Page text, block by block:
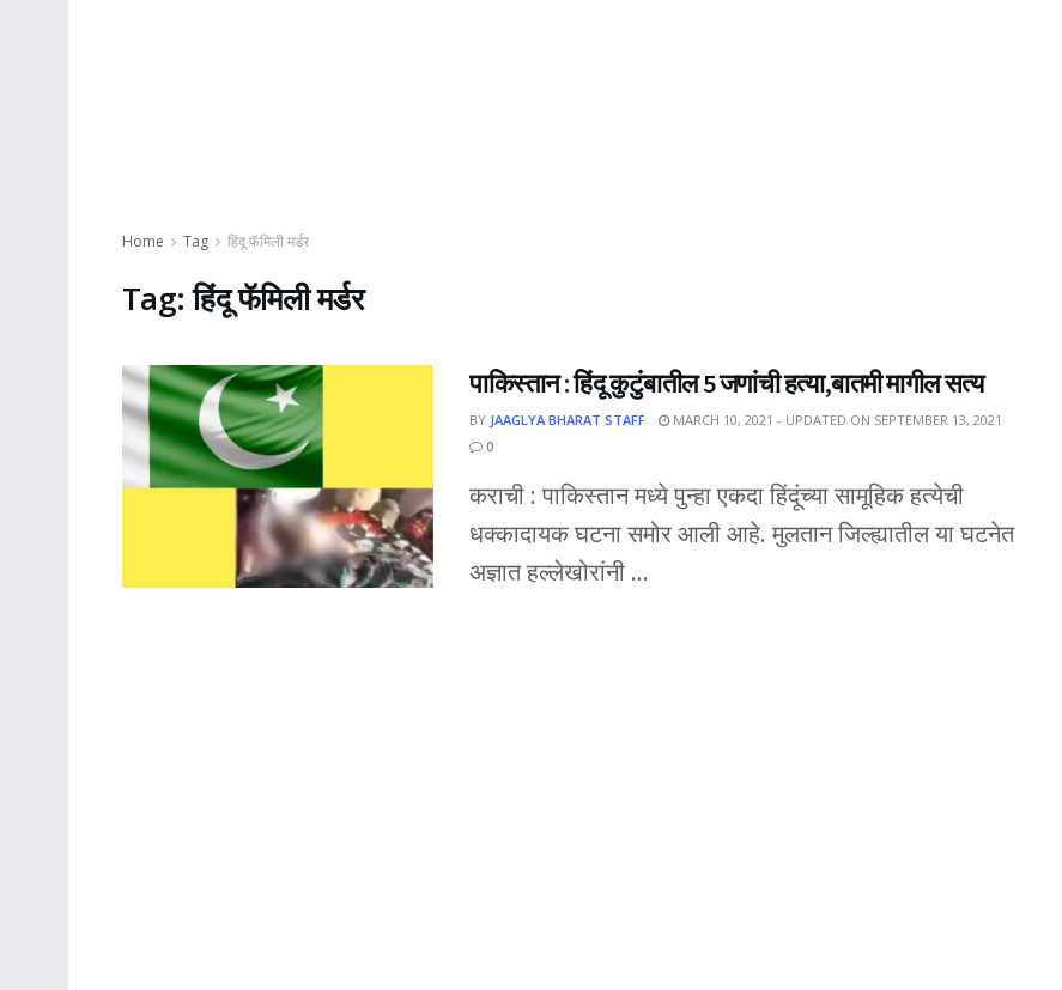
Home Tag हिंदू फॅमिली मर्डर
Tag:हिंदू फॅमिली मर्डर
पाकिस्तान : हिंदू कुटुंबातील 5 जणांची हत्या,बातमी मागील सत्य
BY JAAGLYA BHARAT STAFF
MARCH 10, 2021 - UPDATED ON SEPTEMBER 13, 2021
0
कराची : पाकिस्तान मध्ये पुन्हा एकदा हिंदूंच्या सामूहिक हत्येची
धक्कादायक घटना समोर आली आहे. मुलतान जिल्ह्यातील या घटनेत
अज्ञात हल्लेखोरांनी ...